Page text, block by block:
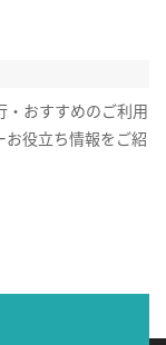
・おすすめのご利用
役立ち情報をご紹